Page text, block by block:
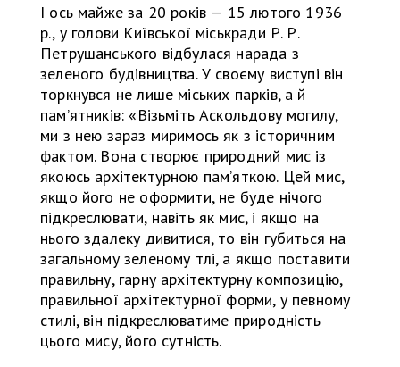
І ось майже за 20 років — 15 лютого 1936
р., у голови Київської міськради Р. Р.
Петрушанського відбулася нарада з
зеленого будівництва. У своєму виступі він
торкнувся не лише міських парків, а й
памʼятників: «Візьміть Аскольдову могилу,
ми з нею зараз миримось як з історичним
фактом. Вона створює природний мис із
якоюсь архітектурною памʼяткою. Цей мис,
якщо його не оформити, не буде нічого
підкреслювати, навіть як мис, і якщо на
нього здалеку дивитися, то він губиться на
загальному зеленому тлі, а якщо поставити
правильну, гарну архітектурну композицію,
правильної архітектурної форми, у певному
стилі, він підкреслюватиме природність
цього мису, його сутність.